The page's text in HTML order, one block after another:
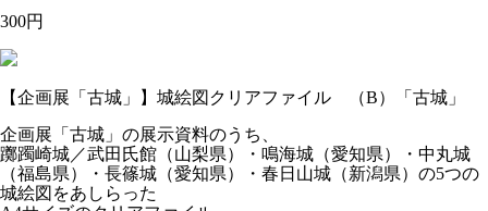
300円
【企画展「古城」】城絵図クリアファイル （B）「古城」
企画展「古城」の展示資料のうち、
躑躅崎城／武田氏館（山梨県）・鳴海城（愛知県）・中丸城
（福島県）・長篠城（愛知県）・春日山城（新潟県）の5つの
城絵図をあしらった